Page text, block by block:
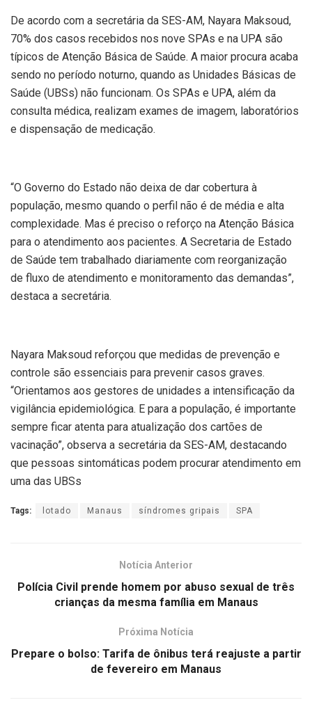
De acordo com a secretária da SES-AM, Nayara Maksoud,
70% dos casos recebidos nos nove SPAs e na UPA são
típicos de Atenção Básica de Saúde. A maior procura acaba
sendo no período noturno, quando as Unidades Básicas de
Saúde (UBSs) não funcionam. Os SPAs e UPA, além da
consulta médica, realizam exames de imagem, laboratórios
e dispensação de medicação.
“O Governo do Estado não deixa de dar cobertura à
população, mesmo quando o perfil não é de média e alta
complexidade. Mas é preciso o reforço na Atenção Básica
para o atendimento aos pacientes. A Secretaria de Estado
de Saúde tem trabalhado diariamente com reorganização
de fluxo de atendimento e monitoramento das demandas”,
destaca a secretária.
Nayara Maksoud reforçou que medidas de prevenção e
controle são essenciais para prevenir casos graves.
“Orientamos aos gestores de unidades a intensificação da
vigilância epidemiológica. E para a população, é importante
sempre ficar atenta para atualização dos cartões de
vacinação”, observa a secretária da SES-AM, destacando
que pessoas sintomáticas podem procurar atendimento em
uma das UBSs
Tags: lotado Manaus síndromes gripais SPA
Notícia Anterior
Polícia Civil prende homem por abuso sexual de três
crianças da mesma família em Manaus
Próxima Notícia
Prepare o bolso: Tarifa de ônibus terá reajuste a partir
de fevereiro em Manaus